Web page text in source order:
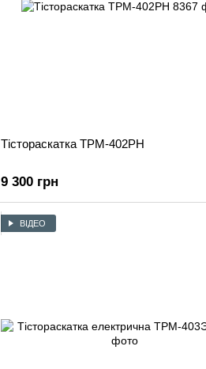
Тістораскатка ТРМ-402РН
9 300 грн
ВІДЕО